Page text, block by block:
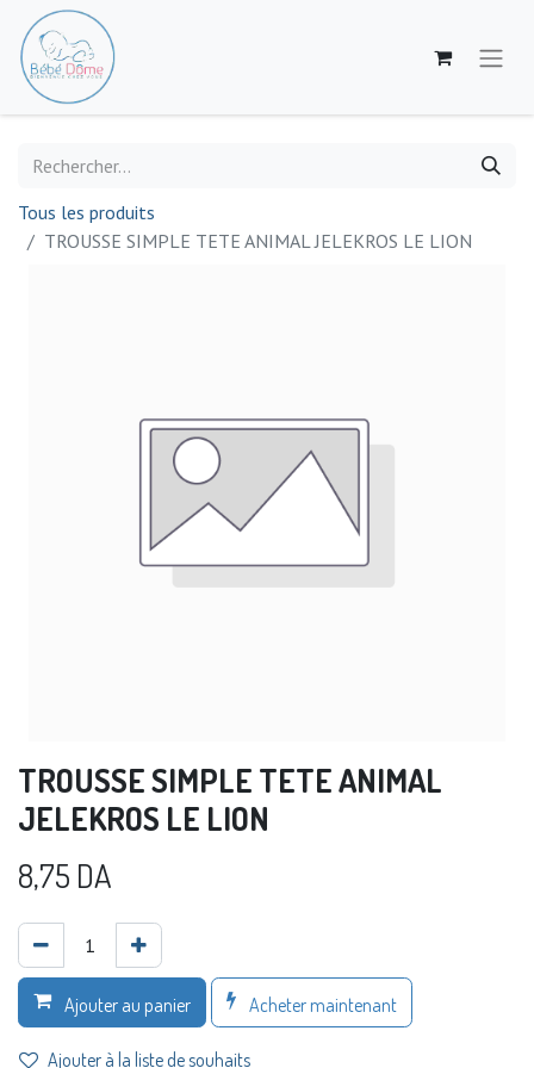
Tous les produits
TROUSSE SIMPLE TETE ANIMAL JELEKROS LE LION
TROUSSE SIMPLE TETE ANIMAL
JELEKROS LE LION
8,75 DA
Ajouter au panier Acheter maintenant
Ajouter à la liste de souhaits